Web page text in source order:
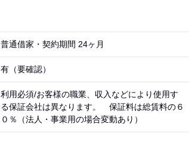
普通借家・契約期間 24ヶ月
有（要確認）
利用必須/お客様の職業、収入などにより使用す
る保証会社は異なります。 保証料は総賃料の６
０％（法人・事業用の場合変動あり）